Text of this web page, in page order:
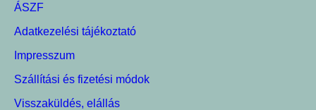
ÁSZF
Adatkezelési tájékoztató
Impresszum
Szállítási és fizetési módok
Visszaküldés, elállás